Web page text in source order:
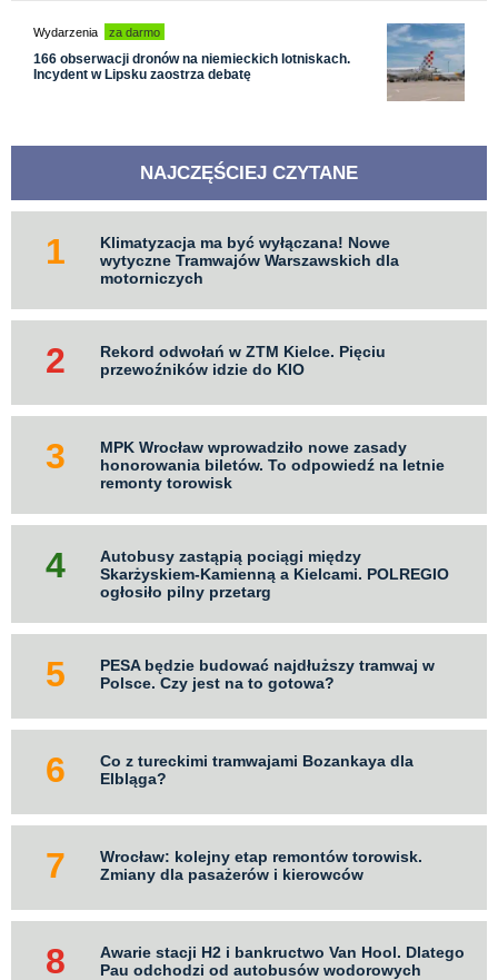
Wydarzenia za darmo
166 obserwacji dronów na niemieckich lotniskach.
Incydent w Lipsku zaostrza debatę
NAJCZĘŚCIEJ CZYTANE
Klimatyzacja ma być wyłączana! Nowe
wytyczne Tramwajów Warszawskich dla
motorniczych
Rekord odwołań w ZTM Kielce. Pięciu
przewoźników idzie do KIO
MPK Wrocław wprowadziło nowe zasady
honorowania biletów. To odpowiedź na letnie
remonty torowisk
Autobusy zastąpią pociągi między
Skarżyskiem-Kamienną a Kielcami. POLREGIO
ogłosiło pilny przetarg
PESA będzie budować najdłuższy tramwaj w
Polsce. Czy jest na to gotowa?
Co z tureckimi tramwajami Bozankaya dla
Elbląga?
Wrocław: kolejny etap remontów torowisk.
Zmiany dla pasażerów i kierowców
Awarie stacji H2 i bankructwo Van Hool. Dlatego
Pau odchodzi od autobusów wodorowych